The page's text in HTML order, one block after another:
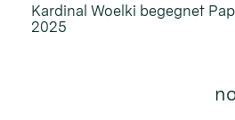
Kardinal Woelki begegnet
2025